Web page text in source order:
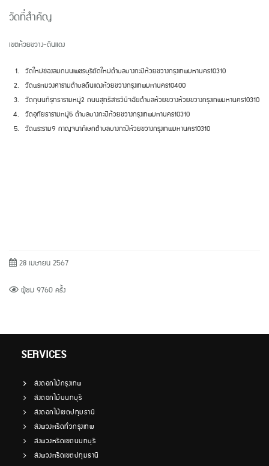
วัดที่สำคัญ
เขตห้วยขวาง-ดินแดง
วัดใหม่ช่องลมถนนเพชรบุรีตัดใหม่ตำบลบางกะปิห้วยขวางกรุงเทพมหานคร10310
วัดพรหมวงศารามตำบลดินแดงห้วยขวางกรุงเทพมหานคร10400
วัดกุนนทีรุทธารามหมู่2 ถนนสุทธิสารวินิจฉัยตำบลห้วยขวางห้วยขวางกรุงเทพมหานคร10310
วัดอุทัยธารามหมู่5 ตำบลบางกะปิห้วยขวางกรุงเทพมหานคร10310
วัดพระราม9 กาญจนาภิเษกตำบลบางกะปิห้วยขวางกรุงเทพมหานคร10310
28 เมษายน 2567
ผู้ชม 9760 ครั้ง
SERVICES
ส่งดอกไม้กรุงเทพ
ส่งดอกไม้นนทบุรี
ส่งดอกไม้เขตปทุมธานี
ส่งพวงหรีดทั่วกรุงเทพ
ส่งพวงหรีดเขตนนทบุรี
ส่งพวงหรีดเขตปทุมธานี